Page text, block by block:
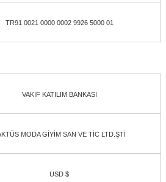
TR91 0021 0000 0002 9926 5000 01
VAKIF KATILIM BANKASI
MODA GİYİM SAN VE TİC LTD.ŞTİ
USD $